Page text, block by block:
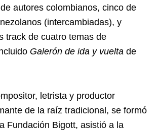
autores colombianos, cinco de
(intercambiadas), y
track de cuatro temas de
Galerón de ida y vuelta de
letrista y productor
de la raíz tradicional, se formó
Fundación Bigott, asistió a la